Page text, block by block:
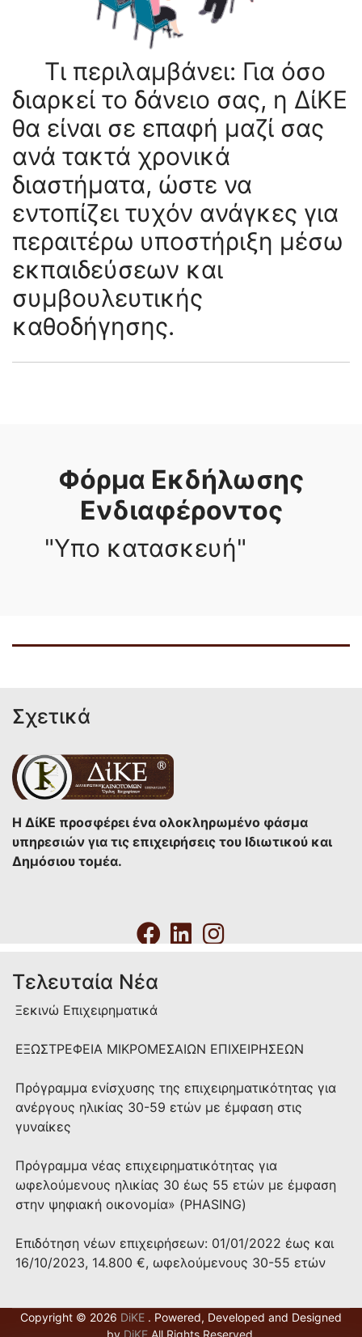
Τι περιλαμβάνει: Για όσο
διαρκεί το δάνειο σας, η ΔίΚΕ
θα είναι σε επαφή μαζί σας
ανά τακτά χρονικά
διαστήματα, ώστε να
εντοπίζει τυχόν ανάγκες για
περαιτέρω υποστήριξη μέσω
εκπαιδεύσεων και
συμβουλευτικής
καθοδήγησης.
Φόρμα Εκδήλωσης
Ενδιαφέροντος
"Υπο κατασκευή"
Σχετικά
Η ΔίΚΕ προσφέρει ένα ολοκληρωμένο φάσμα
υπηρεσιών για τις επιχειρήσεις του Ιδιωτικού και
Δημόσιου τομέα.
Τελευταία Νέα
Ξεκινώ Επιχειρηματικά
ΕΞΩΣΤΡΕΦΕΙΑ ΜIKΡΟΜΕΣΑΙΩΝ ΕΠΙΧΕΙΡΗΣΕΩΝ
Πρόγραμμα ενίσχυσης της επιχειρηματικότητας για
ανέργους ηλικίας 30-59 ετών με έμφαση στις
γυναίκες
Πρόγραμμα νέας επιχειρηματικότητας για
ωφελούμενους ηλικίας 30 έως 55 ετών με έμφαση
στην ψηφιακή οικονομία» (PHASING)
Επιδότηση νέων επιχειρήσεων: 01/01/2022 έως και
16/10/2023, 14.800 €, ωφελούμενους 30-55 ετών
Copyright © 2026 DiKE . Powered, Developed and Designed